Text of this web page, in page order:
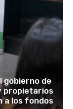
gobierno de
propietarios
a los fondos